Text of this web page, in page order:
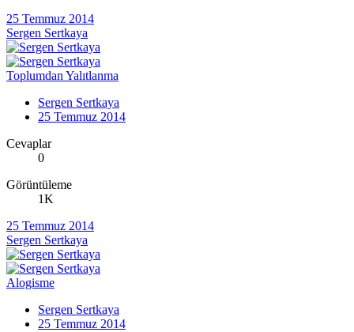
25 Temmuz 2014
Sergen Sertkaya
Toplumdan Yalıtlanma
Sergen Sertkaya
25 Temmuz 2014
Cevaplar
0
Görüntüleme
1K
25 Temmuz 2014
Sergen Sertkaya
Alogisme
Sergen Sertkaya
25 Temmuz 2014